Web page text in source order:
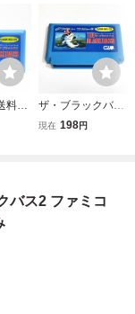
料１
ブラ
ザ・ブラックバス
【動作確認済】８
現在 198円
バス2 ファミコ